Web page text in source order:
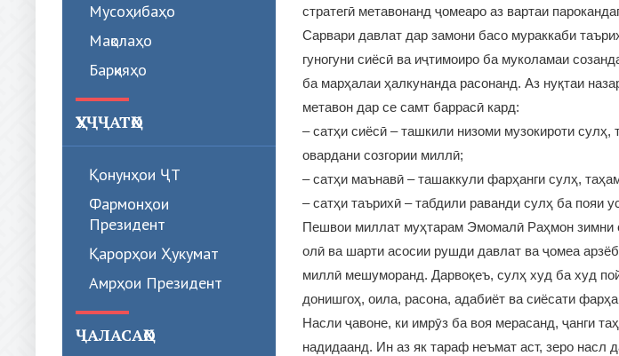
Мусоҳибаҳо
Мақолаҳо
Барқияҳо
ҲУҶҶАТҲО
Қонунҳои ҶТ
Фармонҳои
Президент
Қарорҳои Ҳукумат
Амрҳои Президент
ҶАЛАСАҲО
стратегӣ метавонанд ҷомеаро аз вартаи
Сарвари давлат дар замони басо мураккаби
гуногуни сиёсӣ ва иҷтимоиро ба муколамаи
ба марҳалаи ҳалкунанда расонанд. Аз нуқтаи
метавон дар се самт баррасӣ кард:
– сатҳи сиёсӣ – ташкили низоми музокироти
овардани созгории миллӣ;
– сатҳи маънавӣ – ташаккули фарҳанги сулҳ,
– сатҳи таърихӣ – табдили раванди сулҳ ба пояи
Пешвои миллат муҳтарам Эмомалӣ Раҳмон зимни
олӣ ва шарти асосии рушди давлат ва ҷомеа
миллӣ мешуморанд. Дарвоқеъ, сулҳ худ ба худ
донишгоҳ, оила, расона, адабиёт ва сиёсати
Насли ҷавоне, ки имрӯз ба воя мерасанд, ҷанги
надидаанд. Ин аз як тараф неъмат аст, зеро насл